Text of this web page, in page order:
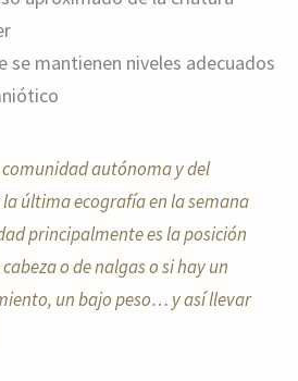
se mantienen niveles adecuados
autónoma y del
última ecografía en la semana
principalmente es la posición
o de nalgas o si hay un
un bajo peso… y así llevar